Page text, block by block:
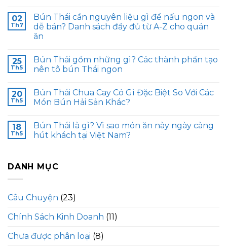
02
Th7
Bún Thái cần nguyên liệu gì để nấu ngon và
dễ bán? Danh sách đầy đủ từ A-Z cho quán
ăn
25
Th5
Bún Thái gồm những gì? Các thành phần tạo
nên tô bún Thái ngon
20
Th5
Bún Thái Chua Cay Có Gì Đặc Biệt So Với Các
Món Bún Hải Sản Khác?
18
Th5
Bún Thái là gì? Vì sao món ăn này ngày càng
hút khách tại Việt Nam?
DANH MỤC
Câu Chuyện (23)
Chính Sách Kinh Doanh (11)
Chưa được phân loại (8)